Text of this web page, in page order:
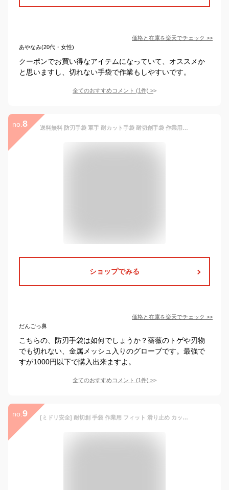
価格と在庫を楽天でチェック >>
あやなみ(20代・女性)
クーポンでお買い得なアイテムになっていて、オススメか
と思いますし、切れない手袋で作業もしやすいです。
全てのおすすめコメント (1件) >
no. 8 送料無料 防刃手袋 軍手 耐カット手袋 耐切創手袋 作業用手袋 切れない 片手 左右兼用 布手袋付き 丈夫 金属メッシュ 仕事 ガーデニング キッチン
ショップでみる
価格と在庫を楽天でチェック >>
だんごっ鼻
こちらの、防刃手袋は如何でしょうか？薔薇のトゲや刃物
でも切れない、金属メッシュ入りのグローブです。最強で
すが1000円以下で購入出来ますよ。
全てのおすすめコメント (1件) >
no. 9 [ミドリ安全] 耐切創 手袋 作業用 フィット 滑り止め カットガードF130 L 1双入